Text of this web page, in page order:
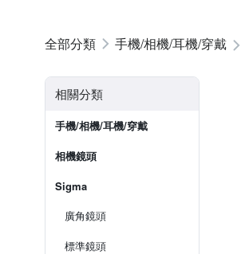
手機/相機/耳機/穿戴
相關分類
手機/相機/耳機/穿戴
相機鏡頭
Sigma
廣角鏡頭
標準鏡頭